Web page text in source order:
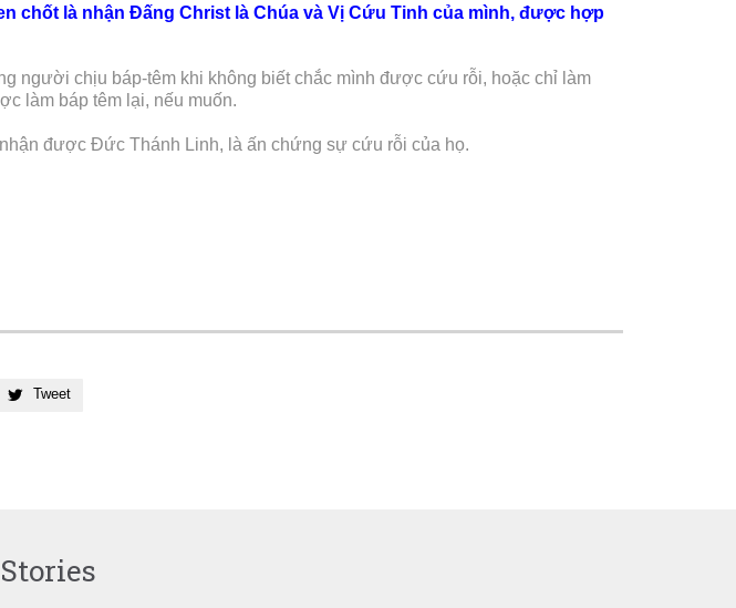
chốt là nhận Đấng Christ là Chúa và Vị Cứu Tinh của mình, được hợp
người chịu báp-têm khi không biết chắc mình được cứu rỗi, hoặc chỉ làm
làm báp têm lại, nếu muốn.
được Đức Thánh Linh, là ấn chứng sự cứu rỗi của họ.
 Tweet